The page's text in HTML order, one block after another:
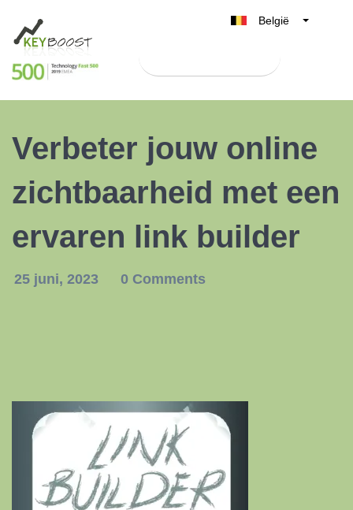
België
Nederland
UK
Italia
Verbeter jouw online
zichtbaarheid met een
ervaren link builder
25 juni, 2023 0 Comments